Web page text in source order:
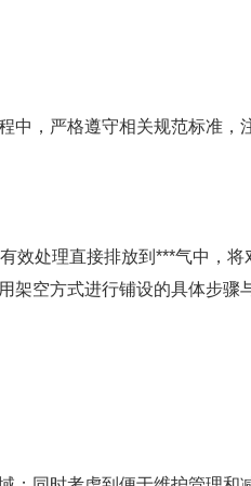
中，严格遵守相关规范标准，
效处理直接排放到***气中，
架空方式进行铺设的具体步骤